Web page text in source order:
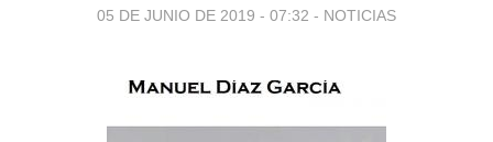
05 DE JUNIO DE 2019 - 07:32 - NOTICIAS